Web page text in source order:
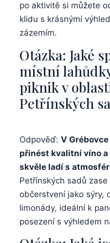
po ‌aktivitě ​si⁢ můžete
klidu s krásnými
zázemím.
Otázka: Jaké
místní
piknik ‌v
‌Petřínských
Odpověď: V⁣
přinést kvalitní víno
skvěle ladí‍ s
Petřínských sadů
občerstvení⁢ jako sýry,
limonády,​ ideální k
posezení⁣ s výhledem